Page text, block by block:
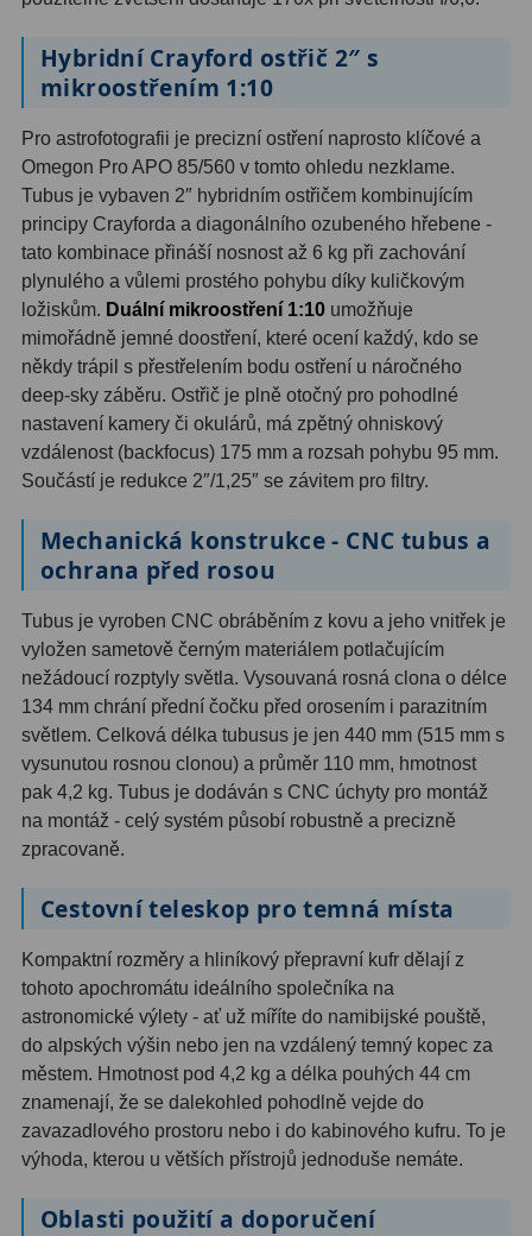
Redukce 1,25" a 2" 17
Svítilny5
Binohlavy
Ostatní 1
Montáže93
Azimutální AZ5
Paralaktické EQ19
Fotografické montáže5
Stativy a pilíře3
Motory a pohony13
Upínací prvky13
Závaží
Ostatní22
Seřízení22
Laserové kolimátory6
Umělé hvězdy5
Zrcátka a hranoly 61
Diagonální zrcátka 36
Diagonální hranoly 7
Amici hranoly 45°11
Hybridní Crayford ostřič 2″ s
mikroostřením 1:10
Pro astrofotografii je precizní ostření naprosto klíčové a
Omegon Pro APO 85/560 v tomto ohledu nezklame.
Tubus je vybaven 2″ hybridním ostřičem kombinujícím
principy Crayforda a diagonálního ozubeného hřebene -
tato kombinace přináší nosnost až 6 kg při zachování
plynulého a vůlemi prostého pohybu díky kuličkovým
ložiskům. Duální mikroostření 1:10 umožňuje
mimořádně jemné doostření, které ocení každý, kdo se
někdy trápil s přestřelením bodu ostření u náročného
deep-sky záběru. Ostřič je plně otočný pro pohodlné
nastavení kamery či okulárů, má zpětný ohniskový
vzdálenost (backfocus) 175 mm a rozsah pohybu 95 mm.
Součástí je redukce 2″/1,25″ se závitem pro filtry.
Mechanická konstrukce - CNC tubus a
ochrana před rosou
Tubus je vyroben CNC obráběním z kovu a jeho vnitřek je
vyložen sametově černým materiálem potlačujícím
nežádoucí rozptyly světla. Vysouvaná rosná clona o délce
134 mm chrání přední čočku před orosením i parazitním
světlem. Celková délka tubusus je jen 440 mm (515 mm s
vysunutou rosnou clonou) a průměr 110 mm, hmotnost
pak 4,2 kg. Tubus je dodáván s CNC úchyty pro montáž
na montáž - celý systém působí robustně a precizně
zpracovaně.
Cestovní teleskop pro temná místa
Kompaktní rozměry a hliníkový přepravní kufr dělají z
tohoto apochromátu ideálního společníka na
astronomické výlety - ať už míříte do namibijské pouště,
do alpských výšin nebo jen na vzdálený temný kopec za
městem. Hmotnost pod 4,2 kg a délka pouhých 44 cm
znamenají, že se dalekohled pohodlně vejde do
zavazadlového prostoru nebo i do kabinového kufru. To je
výhoda, kterou u větších přístrojů jednoduše nemáte.
Oblasti použití a doporučení